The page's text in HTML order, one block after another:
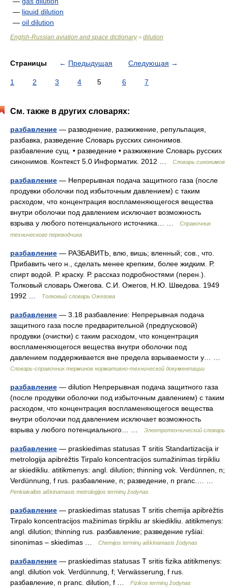
— liquid dilution
— oil dilution
Englsh-Russian aviation and space dictionary> dilution
Страницы ← Предыдущая Следующая →
1 2 3 4 5 6 7
См. также в других словарях:
разбавление — разводнение, разжижение, репульпация,
разбавка, разведение Словарь русских синонимов.
разбавление сущ. • разведение • разжижение Словарь русских
синонимов. Контекст 5.0 Информатик. 2012 …
Словарь синонимов
разбавление — Непрерывная подача защитного газа (после
продувки оболочки под избыточным давлением) с таким
расходом, что концентрация воспламеняющегося вещества
внутри оболочки под давлением исключает возможность
взрыва у любого потенциального источника… …
Справочник
технического переводчика
разбавление — РАЗБАВИТЬ, влю, вишь; вленный; сов., что.
Прибавить чего н., сделать менее крепким, более жидким. Р.
спирт водой. Р. краску. Р. рассказ подробностями (перен.).
Толковый словарь Ожегова. С.И. Ожегов, Н.Ю. Шведова. 1949
1992 …
Толковый словарь Ожегова
разбавление — 3.18 разбавление: Непрерывная подача
защитного газа после предварительной (предпусковой)
продувки (очистки) с таким расходом, что концентрация
воспламеняющегося вещества внутри оболочки под
давлением поддерживается вне предела взрываемости у… …
Словарь-справочник терминов нормативно-технической документации
разбавление — dilution Непрерывная подача защитного газа
(после продувки оболочки под избыточным давлением) с таким
расходом, что концентрация воспламеняющегося вещества
внутри оболочки под давлением исключает возможность
взрыва у любого потенциального… …
Электротехнический словарь
разбавление — praskiedimas statusas T sritis Standartizacija ir
metrologija apibrėžtis Tirpalo koncentracijos sumažinimas tirpikliu
ar skiedikliu. atitikmenys: angl. dilution; thinning vok. Verdünnen, n;
Verdünnung, f rus. разбавление, n; разведение, n pranc.… …
Penkiakalbis aiškinamasis metrologijos terminų žodynas
разбавление — praskiedimas statusas T sritis chemija apibrėžtis
Tirpalo koncentracijos mažinimas tirpikliu ar skiedikliu. atitikmenys:
angl. dilution; thinning rus. разбавление; разведение ryšiai:
sinonimas – skiedimas …
Chemijos terminų aiškinamasis žodynas
разбавление — praskiedimas statusas T sritis fizika atitikmenys:
angl. dilution vok. Verdünnung, f; Verwässerung, f rus.
разбавление, n pranc. dilution, f …
Fizikos terminų žodynas